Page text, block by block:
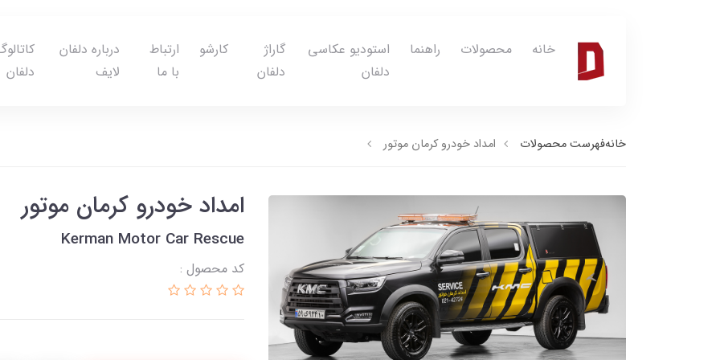
خانه محصولات راهنما
استودیو عکاسی
دلفان
گاراژ
دلفان
کارشو
ارتباط
با ما
درباره دلفان
لایف
دلفان
خانهفهرست محصولات امداد خودرو کرمان موتور
امداد خودرو کرمان موتور
Kerman Motor Car Rescue
کد محصول :